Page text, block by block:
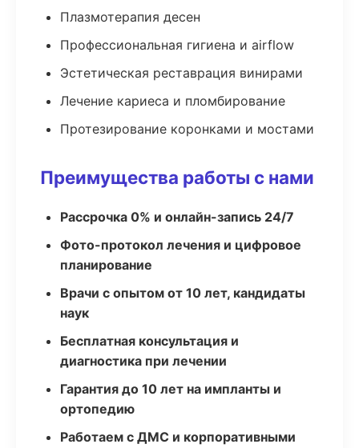
Плазмотерапия десен
Профессиональная гигиена и airflow
Эстетическая реставрация винирами
Лечение кариеса и пломбирование
Протезирование коронками и мостами
Преимущества работы с нами
Рассрочка 0% и онлайн-запись 24/7
Фото-протокол лечения и цифровое
планирование
Врачи с опытом от 10 лет, кандидаты
наук
Бесплатная консультация и
диагностика при лечении
Гарантия до 10 лет на импланты и
ортопедию
Работаем с ДМС и корпоративными